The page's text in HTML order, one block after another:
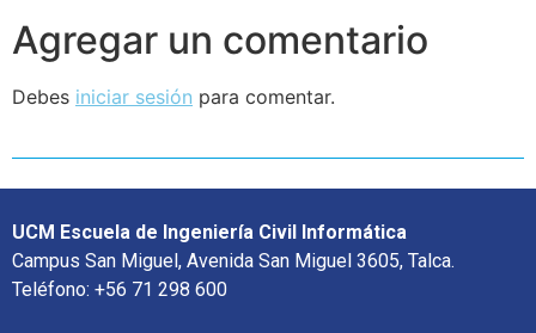
Agregar un comentario
Debes iniciar sesión para comentar.
UCM Escuela de Ingeniería Civil Informática
Campus San Miguel, Avenida San Miguel 3605, Talca.
Teléfono: +56 71 298 600